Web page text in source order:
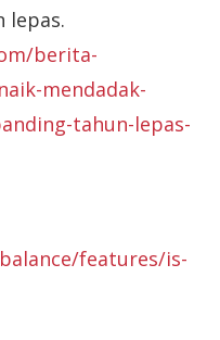
lepas.
berita-
mendadak-
tahun-lepas-
features/is-